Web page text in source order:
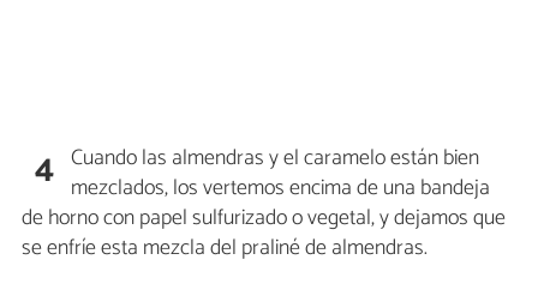
4 Cuando las almendras y el caramelo están bien
mezclados, los vertemos encima de una bandeja
de horno con papel sulfurizado o vegetal, y dejamos que
se enfríe esta mezcla del praliné de almendras.